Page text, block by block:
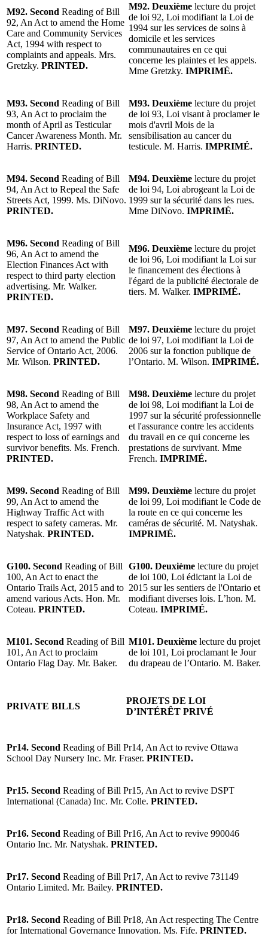
M92. Second Reading of Bill
92, An Act to amend the Home
Care and Community Services
Act, 1994 with respect to
complaints and appeals. Mrs.
Gretzky. PRINTED.
M92. Deuxième lecture du projet
de loi 92, Loi modifiant la Loi de
1994 sur les services de soins à
domicile et les services
communautaires en ce qui
concerne les plaintes et les appels.
Mme Gretzky. IMPRIMÉ.
M93. Second Reading of Bill
93, An Act to proclaim the
month of April as Testicular
Cancer Awareness Month. Mr.
Harris. PRINTED.
M93. Deuxième lecture du projet
de loi 93, Loi visant à proclamer le
mois d'avril Mois de la
sensibilisation au cancer du
testicule. M. Harris. IMPRIMÉ.
M94. Second Reading of Bill
94, An Act to Repeal the Safe
Streets Act, 1999. Ms. DiNovo.
PRINTED.
M94. Deuxième lecture du projet
de loi 94, Loi abrogeant la Loi de
1999 sur la sécurité dans les rues.
Mme DiNovo. IMPRIMÉ.
M96. Second Reading of Bill
96, An Act to amend the
Election Finances Act with
respect to third party election
advertising. Mr. Walker.
PRINTED.
M96. Deuxième lecture du projet
de loi 96, Loi modifiant la Loi sur
le financement des élections à
l'égard de la publicité électorale de
tiers. M. Walker. IMPRIMÉ.
M97. Second Reading of Bill
97, An Act to amend the Public
Service of Ontario Act, 2006.
Mr. Wilson. PRINTED.
M97. Deuxième lecture du projet
de loi 97, Loi modifiant la Loi de
2006 sur la fonction publique de
l’Ontario. M. Wilson. IMPRIMÉ.
M98. Second Reading of Bill
98, An Act to amend the
Workplace Safety and
Insurance Act, 1997 with
respect to loss of earnings and
survivor benefits. Ms. French.
PRINTED.
M98. Deuxième lecture du projet
de loi 98, Loi modifiant la Loi de
1997 sur la sécurité professionnelle
et l'assurance contre les accidents
du travail en ce qui concerne les
prestations de survivant. Mme
French. IMPRIMÉ.
M99. Second Reading of Bill
99, An Act to amend the
Highway Traffic Act with
respect to safety cameras. Mr.
Natyshak. PRINTED.
M99. Deuxième lecture du projet
de loi 99, Loi modifiant le Code de
la route en ce qui concerne les
caméras de sécurité. M. Natyshak.
IMPRIMÉ.
G100. Second Reading of Bill
100, An Act to enact the
Ontario Trails Act, 2015 and to
amend various Acts. Hon. Mr.
Coteau. PRINTED.
G100. Deuxième lecture du projet
de loi 100, Loi édictant la Loi de
2015 sur les sentiers de l'Ontario et
modifiant diverses lois. L’hon. M.
Coteau. IMPRIMÉ.
M101. Second Reading of Bill
101, An Act to proclaim
Ontario Flag Day. Mr. Baker.
M101. Deuxième lecture du projet
de loi 101, Loi proclamant le Jour
du drapeau de l’Ontario. M. Baker.
PRIVATE BILLS
PROJETS DE LOI
D’INTÉRÊT PRIVÉ
Pr14. Second Reading of Bill Pr14, An Act to revive Ottawa
School Day Nursery Inc. Mr. Fraser. PRINTED.
Pr15. Second Reading of Bill Pr15, An Act to revive DSPT
International (Canada) Inc. Mr. Colle. PRINTED.
Pr16. Second Reading of Bill Pr16, An Act to revive 990046
Ontario Inc. Mr. Natyshak. PRINTED.
Pr17. Second Reading of Bill Pr17, An Act to revive 731149
Ontario Limited. Mr. Bailey. PRINTED.
Pr18. Second Reading of Bill Pr18, An Act respecting The Centre
for International Governance Innovation. Ms. Fife. PRINTED.